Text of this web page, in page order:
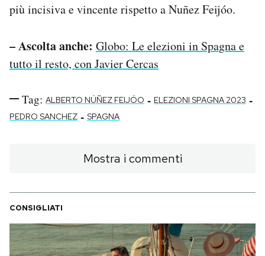
più incisiva e vincente rispetto a Nuñez Feijóo.
– Ascolta anche: Globo: Le elezioni in Spagna e
tutto il resto, con Javier Cercas
Tag: ALBERTO NÚÑEZ FEIJÓO - ELEZIONI SPAGNA 2023 -
PEDRO SANCHEZ - SPAGNA
Mostra i commenti
CONSIGLIATI